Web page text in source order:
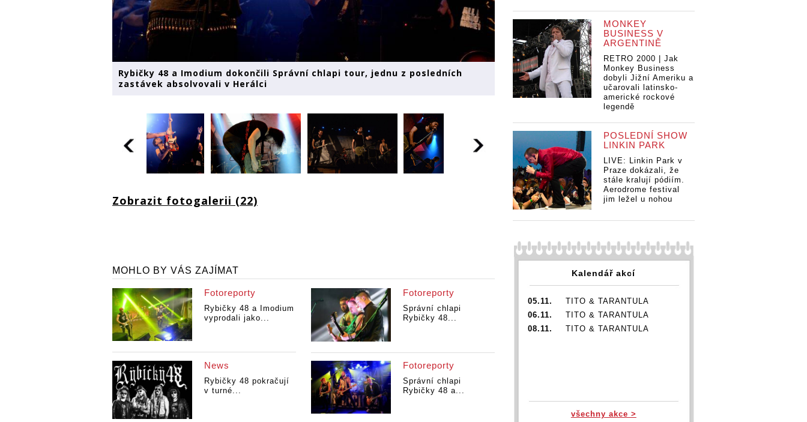
Rybičky 48 a Imodium dokončili Správní chlapi tour, jednu z posledních
zastávek absolvovali v Herálci
Zobrazit fotogalerii (22)
MOHLO BY VÁS ZAJÍMAT
Fotoreporty
Rybičky 48 a Imodium
vyprodali jako...
Fotoreporty
Správní chlapi
Rybičky 48...
News
Rybičky 48 pokračují
v turné...
Fotoreporty
Správní chlapi
Rybičky 48 a...
MONKEY
BUSINESS V
ARGENTINĚ
RETRO 2000 | Jak
Monkey Business
dobyli Jižní Ameriku a
učarovali latinsko-
americké rockové
legendě
POSLEDNÍ SHOW
LINKIN PARK
LIVE: Linkin Park v
Praze dokázali, že
stále kralují pódiím.
Aerodrome festival
jim ležel u nohou
Kalendář akcí
05.11.
TITO & TARANTULA
06.11.
TITO & TARANTULA
08.11.
TITO & TARANTULA
všechny akce >